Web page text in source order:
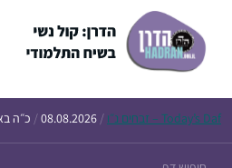
Today’s Daf – זבחים נ״ו /
08.08.2026
/ כ״ה